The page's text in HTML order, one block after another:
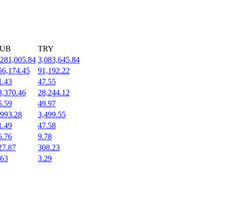
TRY
3,083,645.84
91,192.22
47.55
28,244.12
49.97
3,499.55
47.58
9.78
308.23
3.29